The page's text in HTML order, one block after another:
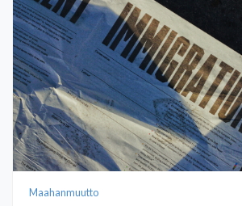
Maahanmuutto